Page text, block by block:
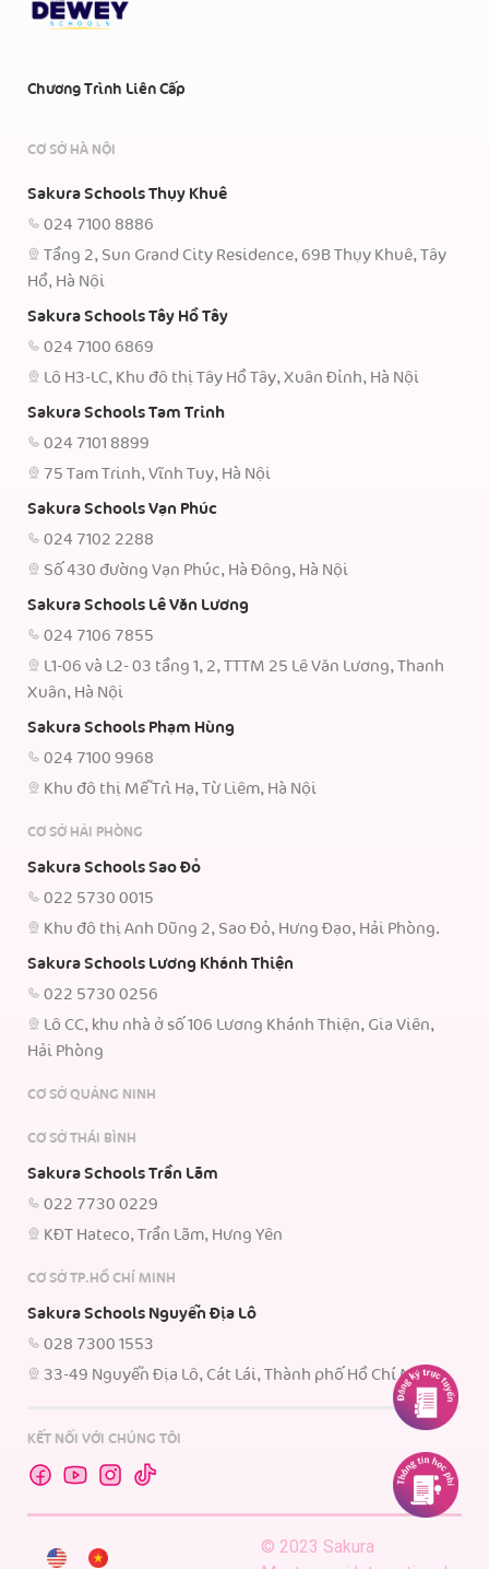
Chương Trình Liên Cấp
CƠ SỞ HÀ NỘI
Sakura Schools Thụy Khuê
024 7100 8886
Tầng 2, Sun Grand City Residence, 69B Thụy Khuê, Tây
Hồ, Hà Nội
Sakura Schools Tây Hồ Tây
024 7100 6869
Lô H3-LC, Khu đô thị Tây Hồ Tây, Xuân Đỉnh, Hà Nội
Sakura Schools Tam Trinh
024 7101 8899
75 Tam Trinh, Vĩnh Tuy, Hà Nội
Sakura Schools Vạn Phúc
024 7102 2288
Số 430 đường Vạn Phúc, Hà Đông, Hà Nội
Sakura Schools Lê Văn Lương
024 7106 7855
L1-06 và L2- 03 tầng 1, 2, TTTM 25 Lê Văn Lương, Thanh
Xuân, Hà Nội
Sakura Schools Phạm Hùng
024 7100 9968
Khu đô thị Mễ Trì Hạ, Từ Liêm, Hà Nội
CƠ SỞ HẢI PHÒNG
Sakura Schools Sao Đỏ
022 5730 0015
Khu đô thị Anh Dũng 2, Sao Đỏ, Hưng Đạo, Hải Phòng.
Sakura Schools Lương Khánh Thiện
022 5730 0256
Lô CC, khu nhà ở số 106 Lương Khánh Thiện, Gia Viên,
Hải Phòng
CƠ SỞ QUẢNG NINH
CƠ SỞ THÁI BÌNH
Sakura Schools Trần Lãm
022 7730 0229
KĐT Hateco, Trần Lãm, Hưng Yên
CƠ SỞ TP.HỒ CHÍ MINH
Sakura Schools Nguyễn Địa Lô
028 7300 1553
33-49 Nguyễn Địa Lô, Cát Lái, Thành phố Hồ Chí Minh.
KẾT NỐI VỚI CHÚNG TÔI
© 2023 Sakura